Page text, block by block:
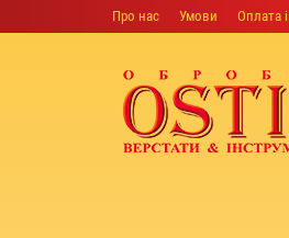
Про нас Умови Оплата